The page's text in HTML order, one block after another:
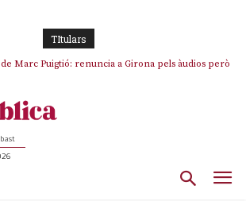
TItulars
de Marc Puigtió: renuncia a Girona pels àudios però
Catalunya quedi “fora” del repartiment dels menors